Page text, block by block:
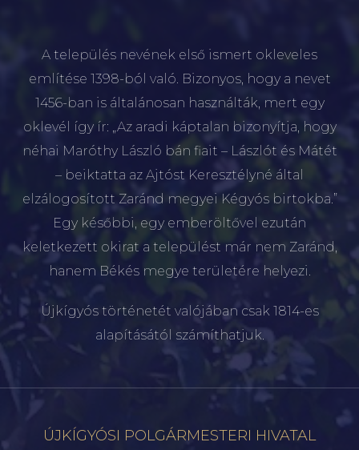
A település nevének első ismert okleveles
említése 1398-ból való. Bizonyos, hogy a nevet
1456-ban is általánosan használták, mert egy
oklevél így ír: „Az aradi káptalan bizonyítja, hogy
néhai Maróthy László bán fiait – Lászlót és Mátét
– beiktatta az Ajtóst Keresztélyné által
elzálogosított Zaránd megyei Kégyós birtokba.”
Egy későbbi, egy emberöltővel ezután
keletkezett okirat a települést már nem Zaránd,
hanem Békés megye területére helyezi.
Újkígyós történetét valójában csak 1814-es
alapításától számíthatjuk.
ÚJKÍGYÓSI POLGÁRMESTERI HIVATAL